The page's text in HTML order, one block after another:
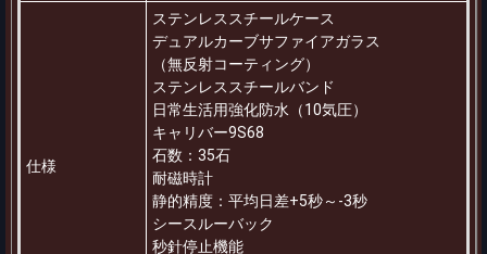
仕様
ステンレススチールケース
デュアルカーブサファイアガラス
（無反射コーティング）
ステンレススチールバンド
日常生活用強化防水（10気圧）
キャリバー9S68
石数：35石
耐磁時計
静的精度：平均日差+5秒～-3秒
シースルーバック
秒針停止機能